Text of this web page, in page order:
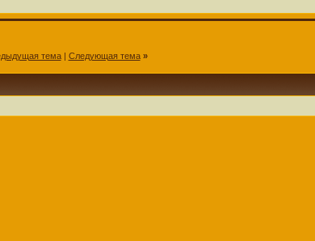
тема| Следующая тема »